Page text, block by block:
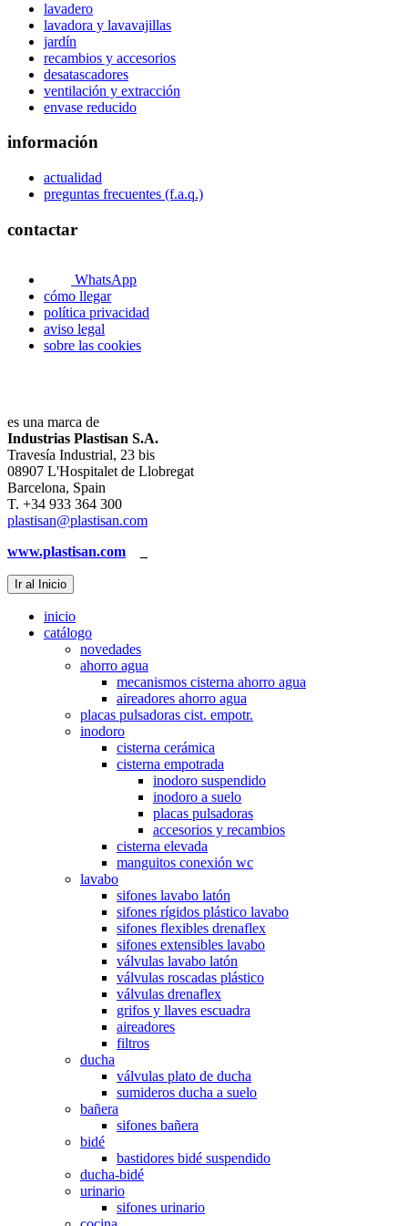
lavadero
lavadora y lavavajillas
jardín
recambios y accesorios
desatascadores
ventilación y extracción
envase reducido
información
actualidad
preguntas frecuentes (f.a.q.)
contactar
WhatsApp
cómo llegar
política privacidad
aviso legal
sobre las cookies
es una marca de
Industrias Plastisan S.A.
Travesía Industrial, 23 bis
08907 L'Hospitalet de Llobregat
Barcelona, Spain
T. +34 933 364 300
plastisan@plastisan.com
www.plastisan.com
Ir al Inicio
inicio
catálogo
novedades
ahorro agua
mecanismos cisterna ahorro agua
aireadores ahorro agua
placas pulsadoras cist. empotr.
inodoro
cisterna cerámica
cisterna empotrada
inodoro suspendido
inodoro a suelo
placas pulsadoras
accesorios y recambios
cisterna elevada
manguitos conexión wc
lavabo
sifones lavabo latón
sifones rígidos plástico lavabo
sifones flexibles drenaflex
sifones extensibles lavabo
válvulas lavabo latón
válvulas roscadas plástico
válvulas drenaflex
grifos y llaves escuadra
aireadores
filtros
ducha
válvulas plato de ducha
sumideros ducha a suelo
bañera
sifones bañera
bidé
bastidores bidé suspendido
ducha-bidé
urinario
sifones urinario